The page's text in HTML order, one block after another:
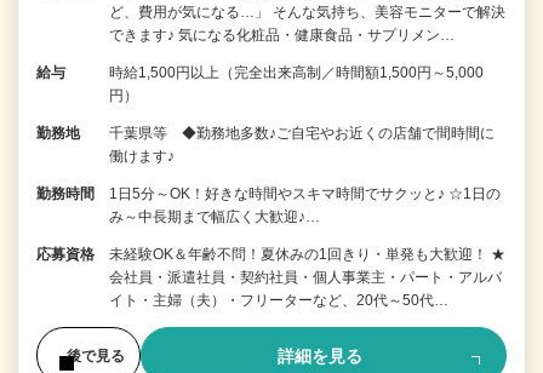
ど、費用が気になる…」 そんな気持ち、美容モニターで解決
できます♪ 気になる化粧品・健康食品・サプリメン…
給与
時給1,500円以上（完全出来高制／時間額1,500円～5,000
円）
勤務地
千葉県等 ◆勤務地多数♪ご自宅やお近くの店舗で間時間に
働けます♪
勤務時間
1日5分～OK！好きな時間やスキマ時間でサクッと♪ ☆1日の
み～中長期まで幅広く大歓迎♪…
応募資格
未経験OK＆年齢不問！夏休みの1回きり・単発も大歓迎！ ★
会社員・派遣社員・契約社員・個人事業主・パート・アルバ
イト・主婦（夫）・フリーターなど、20代～50代…
後で見る 詳細を見る